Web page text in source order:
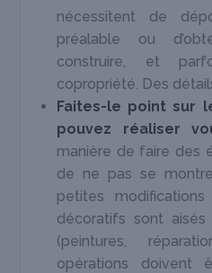
nécessitent de
préalable ou
construire, et
copropriété. Des
Faites-le point sur
pouvez réaliser
manière de faire des
de ne pas se
petites
décoratifs sont
(peintures,
opérations doivent